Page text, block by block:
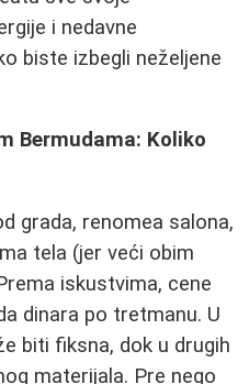
i nedavne
biste izbegli neželjene
Bermudama: Koliko
grada, renomea salona,
tela (jer veći obim
iskustvima, cene
dinara po tretmanu. U
biti fiksna, dok u drugih
materijala. Pre nego